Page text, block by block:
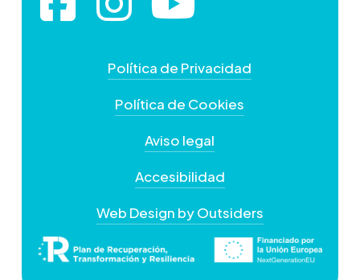
Política de Privacidad
Política de Cookies
Aviso legal
Accesibilidad
Web Design by Outsiders